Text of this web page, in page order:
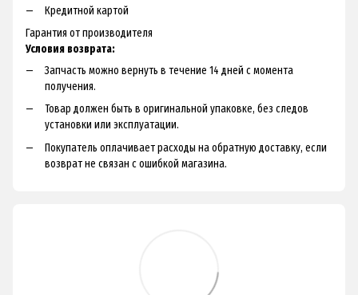
Кредитной картой
Гарантия от производителя
Условия возврата:
Запчасть можно вернуть в течение 14 дней с момента
получения.
Товар должен быть в оригинальной упаковке, без следов
установки или эксплуатации.
Покупатель оплачивает расходы на обратную доставку, если
возврат не связан с ошибкой магазина.